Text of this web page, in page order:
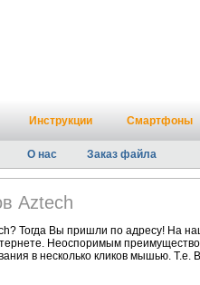
Инструкции Смартфоны
О нас Заказ файла
Aztech
Тогда Вы пришли по адресу! На
Неоспоримым
в несколько кликов мышью.